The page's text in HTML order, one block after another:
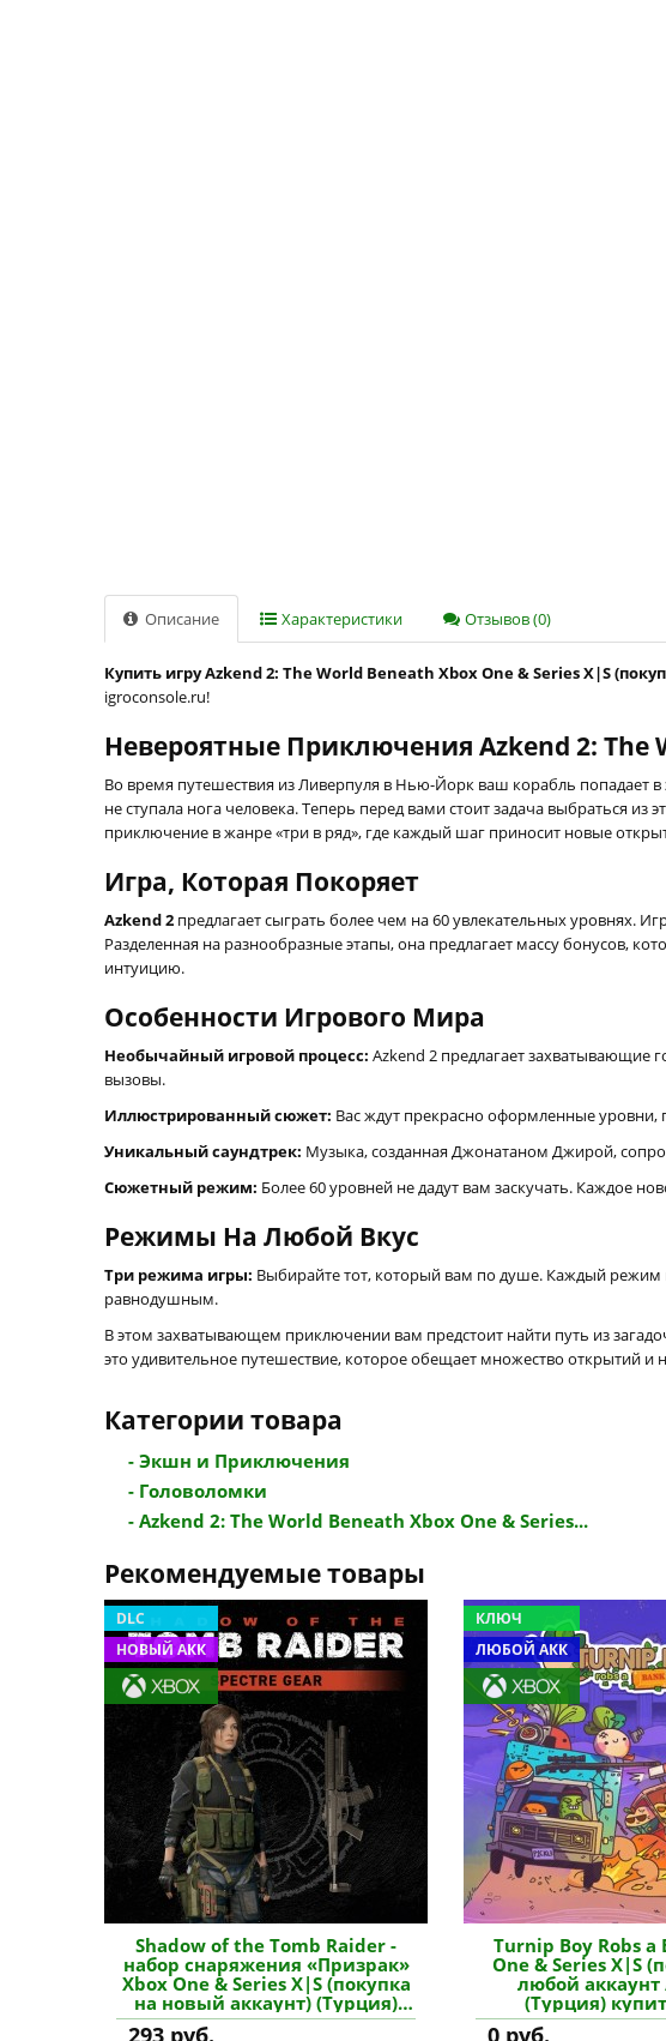
Описание Характеристики Отзывов (0)
Купить игру Azkend 2: The World Beneath Xbox One & Series X|S
igroconsole.ru!
Невероятные Приключения Azkend 2: The
Во время путешествия из Ливерпуля в Нью-Йорк ваш корабль попадает
не ступала нога человека. Теперь перед вами стоит задача выбраться
приключение в жанре «три в ряд», где каждый шаг приносит новые
Игра, Которая Покоряет
Azkend 2 предлагает сыграть более чем на 60 увлекательных уровнях.
Разделенная на разнообразные этапы, она предлагает массу бонусов,
интуицию.
Особенности Игрового Мира
Необычайный игровой процесс: Azkend 2 предлагает захватывающие
вызовы.
Иллюстрированный сюжет: Вас ждут прекрасно оформленные уровни,
Уникальный саундтрек: Музыка, созданная Джонатаном Джирой,
Сюжетный режим: Более 60 уровней не дадут вам заскучать. Каждое
Режимы На Любой Вкус
Три режима игры: Выбирайте тот, который вам по душе. Каждый режим
равнодушным.
В этом захватывающем приключении вам предстоит найти путь из
это удивительное путешествие, которое обещает множество открытий
Категории товара
- Экшн и Приключения
- Головоломки
- Azkend 2: The World Beneath Xbox One & Series...
Рекомендуемые товары
DLC
НОВЫЙ АКК
Shadow of the Tomb Raider -
набор снаряжения «Призрак»
Xbox One & Series X|S (покупка
на новый аккаунт) (Турция)
купить дополнение
293 руб.
КЛЮЧ
ЛЮБОЙ АКК
Turnip Boy Robs a
One & Series X|S
любой
(Турция)
0 руб.